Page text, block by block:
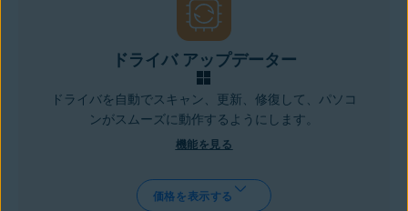
ドライバ アップデーター
ドライバを自動でスキャン、更新、修復して、パソコ
ンがスムーズに動作するようにします。
機能を見る
価格を表示する